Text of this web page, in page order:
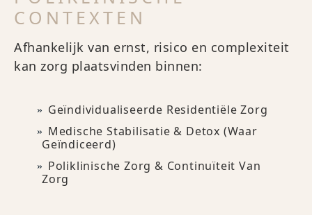
CONTEXTEN
Afhankelijk van ernst, risico en complexiteit
kan zorg plaatsvinden binnen:
Geïndividualiseerde Residentiële Zorg
Medische Stabilisatie & Detox (waar
Geïndiceerd)
Poliklinische Zorg & Continuïteit Van
Zorg